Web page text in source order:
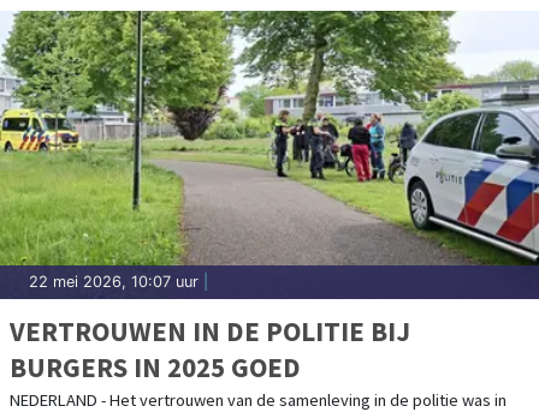
22 mei 2026, 10:07 uur
VERTROUWEN IN DE POLITIE BIJ
BURGERS IN 2025 GOED
NEDERLAND - Het vertrouwen van de samenleving in de politie was in